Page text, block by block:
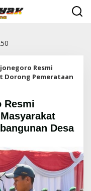
Resmi
Dorong Pemerataan
Resmi
Desa